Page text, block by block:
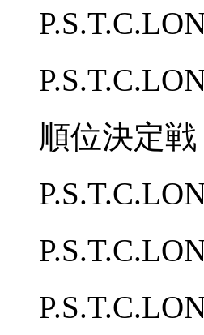
順位決定戦